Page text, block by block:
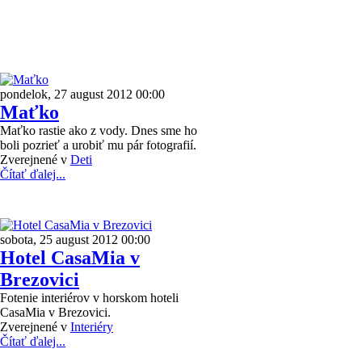
pondelok, 27 august 2012 00:00
Maťko
Maťko rastie ako z vody. Dnes sme ho
boli pozrieť a urobiť mu pár fotografií.
Zverejnené v Deti
Čítať ďalej...
sobota, 25 august 2012 00:00
Hotel CasaMia v
Brezovici
Fotenie interiérov v horskom hoteli
CasaMia v Brezovici.
Zverejnené v Interiéry
Čítať ďalej...